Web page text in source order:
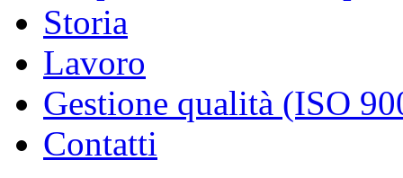
Storia
Lavoro
Gestione qualità (ISO
Contatti